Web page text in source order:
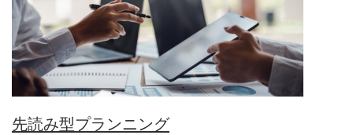
先読み型プランニング